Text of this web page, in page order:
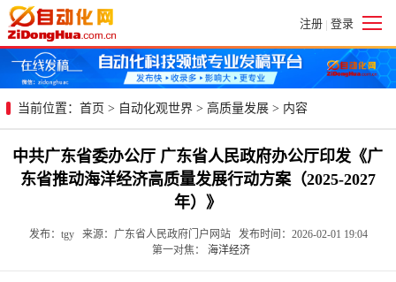
注册 | 登录
当前位置： 首页 > 自动化观世界 > 高质量发展 > 内容
中共广东省委办公厅 广东省人民政府办公厅印发《广
东省推动海洋经济高质量发展行动方案（2025-2027
年）》
发布：tgy 来源：广东省人民政府门户网站 发布时间：2026-02-01 19:04
第一对焦： 海洋经济